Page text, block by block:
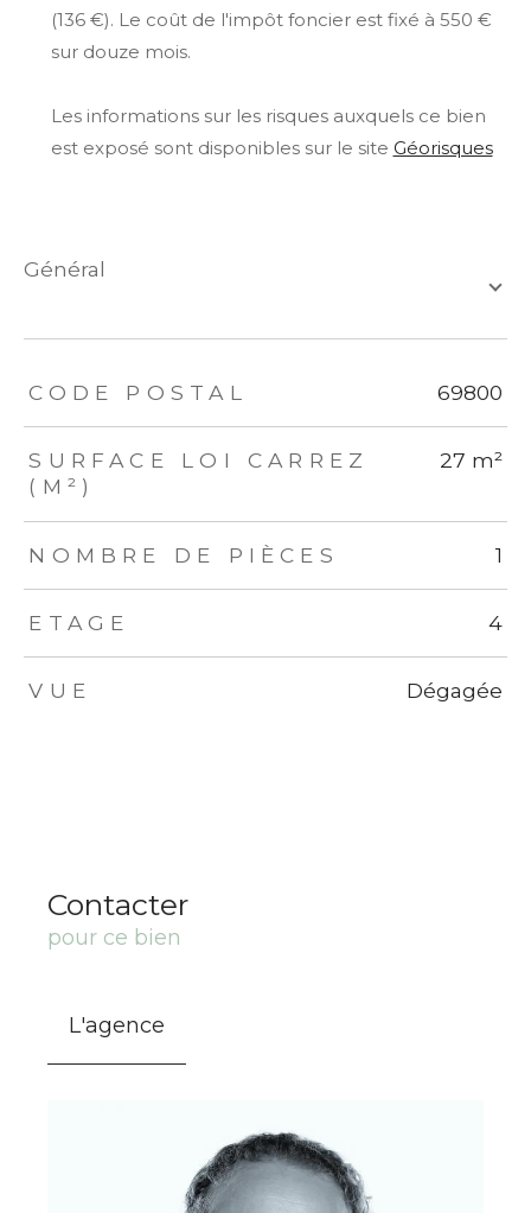
(136 €). Le coût de l'impôt foncier est fixé à 550 €
sur douze mois.
Les informations sur les risques auxquels ce bien
est exposé sont disponibles sur le site Géorisques
général
TRAD_ZEPHYR_Caracteristique TRAD_ZEPHYR_Valeurs
CODE POSTAL 69800
SURFACE LOI CARREZ
(M²)
27 m²
NOMBRE DE PIÈCES 1
ETAGE 4
VUE Dégagée
Contacter
pour ce bien
L'agence